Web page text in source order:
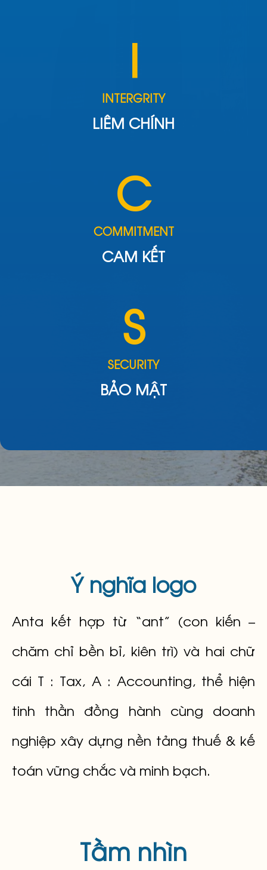
I
INTERGRITY
LIÊM CHÍNH
C
COMMITMENT
CAM KẾT
S
SECURITY
BẢO MẬT
Ý nghĩa logo
Anta kết hợp từ “ant” (con kiến –
chăm chỉ bền bỉ, kiên trì) và hai chữ
cái T : Tax, A : Accounting, thể hiện
tinh thần đồng hành cùng doanh
nghiệp xây dựng nền tảng thuế & kế
toán vững chắc và minh bạch.
Tầm nhìn